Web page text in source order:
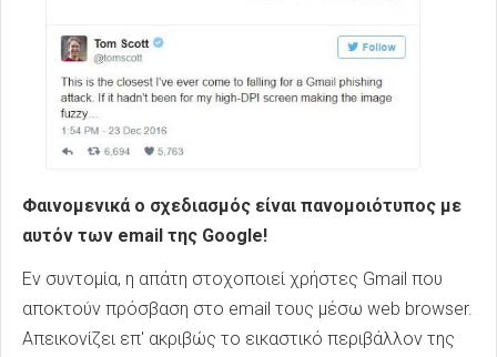
Φαινομενικά ο σχεδιασμός είναι πανομοιότυπος με
αυτόν των email της Google!
Εν συντομία, η απάτη στοχοποιεί χρήστες Gmail που
αποκτούν πρόσβαση στο email τους μέσω web browser.
Απεικονίζει επ' ακριβώς το εικαστικό περιβάλλον της